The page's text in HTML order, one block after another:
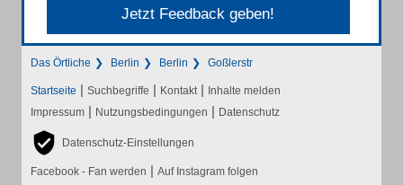
Jetzt Feedback geben!
Das Örtliche Berlin Berlin Goßlerstr
Startseite | Suchbegriffe | Kontakt | Inhalte melden
Impressum | Nutzungsbedingungen | Datenschutz
Datenschutz-Einstellungen
Facebook - Fan werden | Auf Instagram folgen